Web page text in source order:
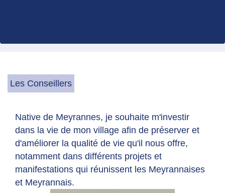
Les Conseillers
Native de Meyrannes, je souhaite m'investir
dans la vie de mon village afin de préserver et
d'améliorer la qualité de vie qu'il nous offre,
notamment dans différents projets et
manifestations qui réunissent les Meyrannaises
et Meyrannais.